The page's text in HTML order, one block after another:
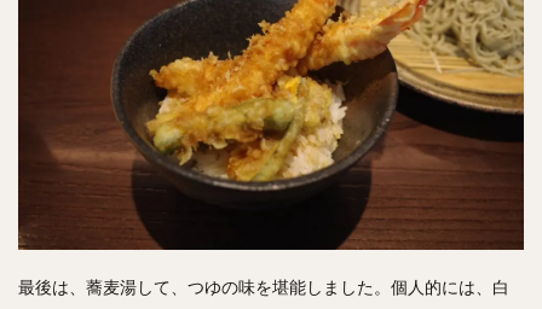
最後は、蕎麦湯して、つゆの味を堪能しました。個人的には、白